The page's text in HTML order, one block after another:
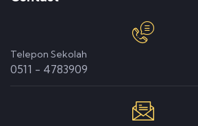
Telepon Sekolah
0511 - 4783909